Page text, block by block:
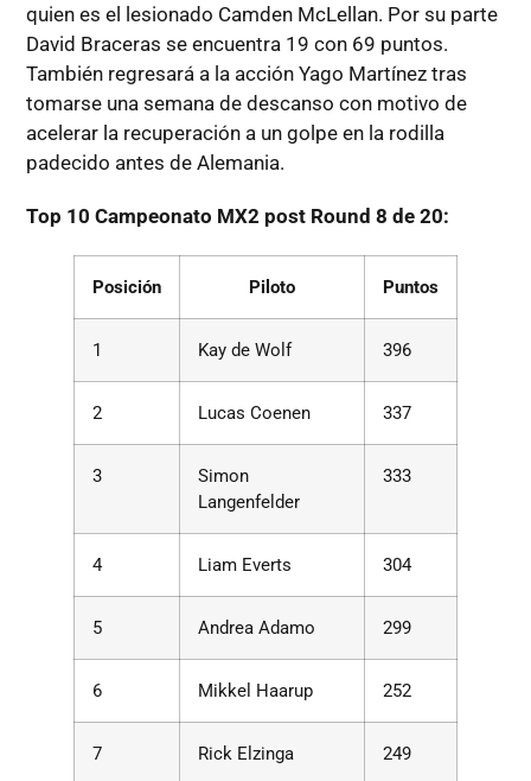
quien es el lesionado Camden McLellan. Por su parte
David Braceras se encuentra 19 con 69 puntos.
También regresará a la acción Yago Martínez tras
tomarse una semana de descanso con motivo de
acelerar la recuperación a un golpe en la rodilla
padecido antes de Alemania.
Top 10 Campeonato MX2 post Round 8 de 20:
Posición Piloto Puntos
1 Kay de Wolf 396
2 Lucas Coenen 337
3
Simon
Langenfelder
333
4 Liam Everts 304
5 Andrea Adamo 299
6 Mikkel Haarup 252
7 Rick Elzinga 249